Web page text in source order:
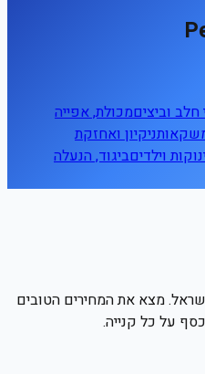
חלב וביציםמכולת, אפייה
ניקיון ואחזקת
וילדיםביגוד, הנעלה
מצא את המחירים הטובים
על כל קנייה.